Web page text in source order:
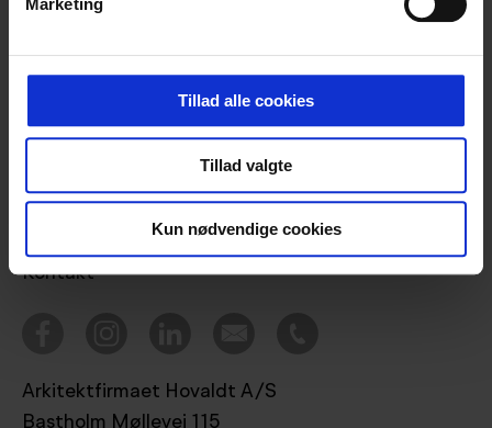
Marketing
Tillad alle cookies
Tillad valgte
Kun nødvendige cookies
Bæredygtighed
Tegnestuen
Kontakt
Arkitektfirmaet Hovaldt A/S
Bastholm Møllevej 115